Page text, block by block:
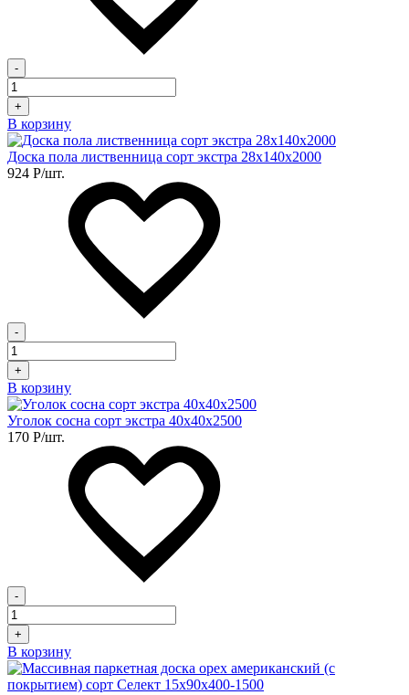
-
+
В корзину
Доска пола лиственница сорт экстра 28х140х2000
924 Р/шт.
-
+
В корзину
Уголок сосна сорт экстра 40х40х2500
170 Р/шт.
-
+
В корзину